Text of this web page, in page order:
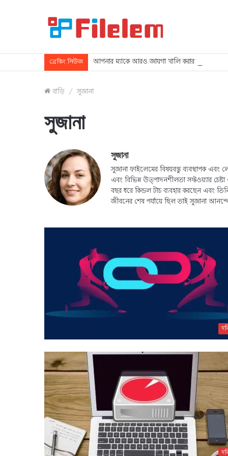
ব্রেকিং নিউজ আপনার ম্যাকে আরও জায়গা খালি করার জন্য সহজ
বাড়ি / সুজানা
সুজানা
সুজানা
সুজানা ফাইলেমের বিষয়বস্তু ব্যবস্থাপক
এবং বিভিন্ন উত্পাদনশীলতা সফ্টওয়্যার
বছর ধরে কিন্ডল টাচ ব্যবহার করছেন এবং
জীবনের শেষ পর্যায়ে ছিল তাই সুজানা